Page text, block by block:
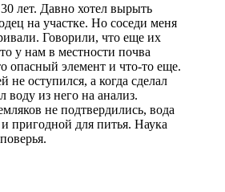
лет. Давно хотел вырыть
на участке. Но соседи меня
Говорили, что еще их
у нам в местности почва
опасный элемент и что-то еще.
не оступился, а когда сделал
воду из него на анализ.
не подтвердились, вода
и пригодной для питья. Наука